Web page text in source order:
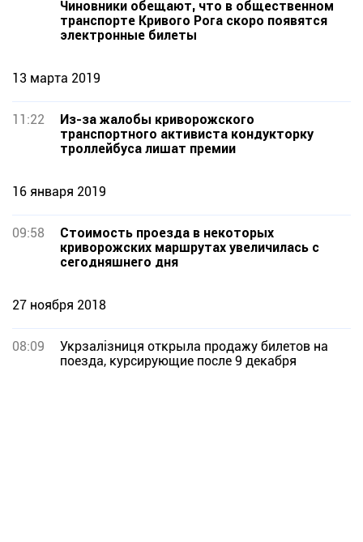
Чиновники обещают, что в общественном
транспорте Кривого Рога скоро появятся
электронные билеты
13 марта 2019
11:22
Из-за жалобы криворожского
транспортного активиста кондукторку
троллейбуса лишат премии
16 января 2019
09:58
Стоимость проезда в некоторых
криворожских маршрутах увеличилась с
сегодняшнего дня
27 ноября 2018
08:09
Укрзалізниця открыла продажу билетов на
поезда, курсирующие после 9 декабря